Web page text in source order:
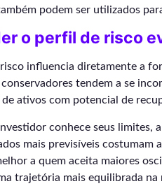
podem ser utilizados
o perfil de risco
influencia diretamente a
conservadores tendem a se
ativos com potencial de
conhece seus limites,
mais previsíveis costumam
a quem aceita maiores
trajetória mais equilibrada na